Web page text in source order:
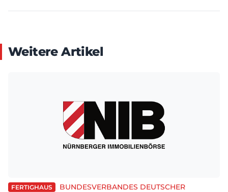
Weitere Artikel
FERTIGHAUS
BUNDESVERBANDES DEUTSCHER